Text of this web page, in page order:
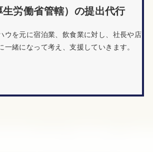
労働省管轄）の提出代行
ウを元に宿泊業、飲食業に対し、社長や店
緒になって考え、支援していきます。